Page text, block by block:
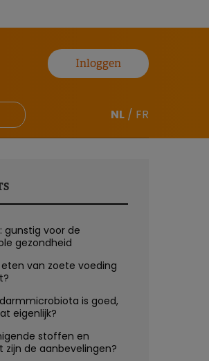
Inloggen
NL / FR
gunstig voor de
gezondheid
van zoete voeding
is goed,
eigenlijk?
stoffen en
zijn de aanbevelingen?